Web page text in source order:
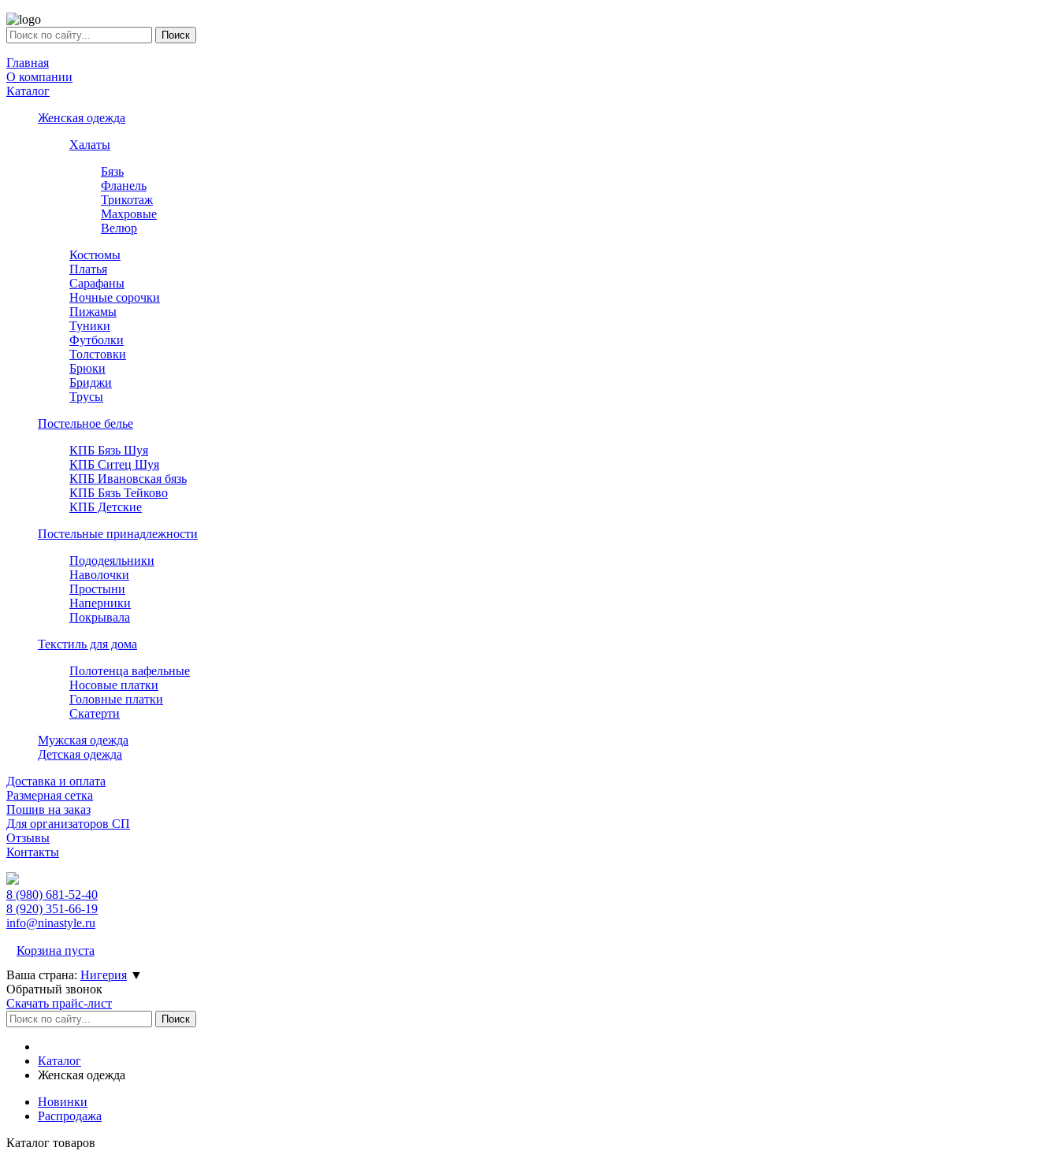
Главная
О компании
Каталог
Женская одежда
Халаты
Бязь
Фланель
Трикотаж
Махровые
Велюр
Костюмы
Платья
Сарафаны
Ночные сорочки
Пижамы
Туники
Футболки
Толстовки
Брюки
Бриджи
Трусы
Постельное белье
КПБ Бязь Шуя
КПБ Ситец Шуя
КПБ Ивановская бязь
КПБ Бязь Тейково
КПБ Детские
Постельные принадлежности
Пододеяльники
Наволочки
Простыни
Наперники
Покрывала
Текстиль для дома
Полотенца вафельные
Носовые платки
Головные платки
Скатерти
Мужская одежда
Детская одежда
Доставка и оплата
Размерная сетка
Пошив на заказ
Для организаторов СП
Отзывы
Контакты
8 (980) 681-52-40
8 (920) 351-66-19
info@ninastyle.ru
Корзина пуста
Ваша страна: Нигерия ▼
Обратный звонок
Скачать прайс-лист
Каталог
Женская одежда
Новинки
Распродажа
Каталог товаров